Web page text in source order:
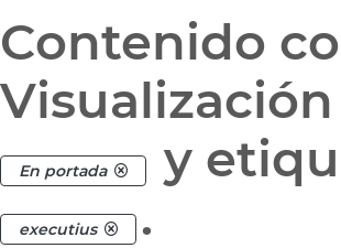
Contenido
Visualización
En portada y
executius .